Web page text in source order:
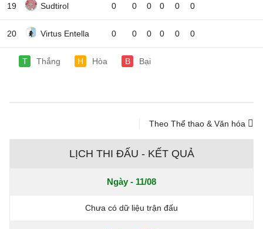
19 Sudtirol 0 0 0 0 0 0
20 Virtus Entella 0 0 0 0 0 0
T Thắng H Hòa B Bại
Theo Thể thao & Văn hóa
LỊCH THI ĐẤU - KẾT QUẢ
Ngày - 11/08
Chưa có dữ liệu trận đấu